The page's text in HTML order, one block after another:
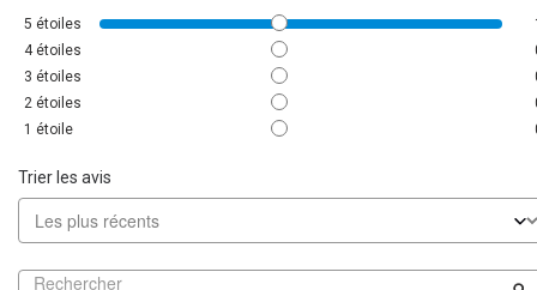
5 étoiles
4 étoiles
3 étoiles
2 étoiles
1 étoile
Trier les avis